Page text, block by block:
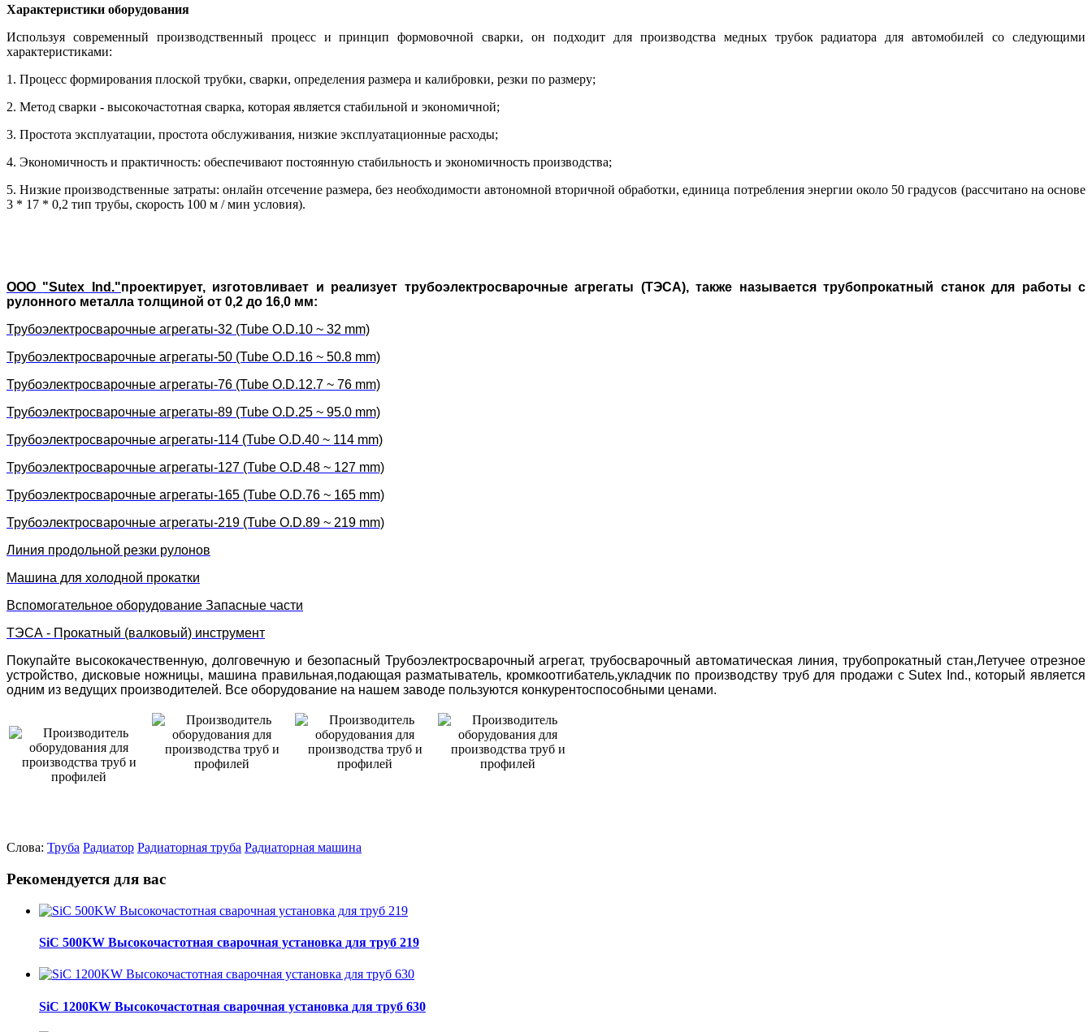
Характеристики оборудования
Используя современный производственный процесс и принцип формовочной сварки, он подходит для производства медных трубок радиатора для автомобилей со следующими
характеристиками:
1. Процесс формирования плоской трубки, сварки, определения размера и калибровки, резки по размеру;
2. Метод сварки - высокочастотная сварка, которая является стабильной и экономичной;
3. Простота эксплуатации, простота обслуживания, низкие эксплуатационные расходы;
4. Экономичность и практичность: обеспечивают постоянную стабильность и экономичность производства;
5. Низкие производственные затраты: онлайн отсечение размера, без необходимости автономной вторичной обработки, единица потребления энергии около 50 градусов (рассчитано на основе
3 * 17 * 0,2 тип трубы, скорость 100 м / мин условия).
ООО "Sutex Ind."проектирует, изготовливает и реализует трубоэлектросварочные агрегаты (ТЭСА), также называется трубопрокатный станок для работы с
рулонного металла толщиной от 0,2 до 16,0 мм:
Трубоэлектросварочные агрегаты-32 (Tube O.D.10 ~ 32 mm)
Трубоэлектросварочные агрегаты-50 (Tube O.D.16 ~ 50.8 mm)
Трубоэлектросварочные агрегаты-76 (Tube O.D.12.7 ~ 76 mm)
Трубоэлектросварочные агрегаты-89 (Tube O.D.25 ~ 95.0 mm)
Трубоэлектросварочные агрегаты-114 (Tube O.D.40 ~ 114 mm)
Трубоэлектросварочные агрегаты-127 (Tube O.D.48 ~ 127 mm)
Трубоэлектросварочные агрегаты-165 (Tube O.D.76 ~ 165 mm)
Трубоэлектросварочные агрегаты-219 (Tube O.D.89 ~ 219 mm)
Линия продольной резки рулонов
Машина для холодной прокатки
Вспомогательное оборудование Запасные части
ТЭСА - Прокатный (валковый) инструмент
Покупайте высококачественную, долговечную и безопасный Трубоэлектросварочный агрегат, трубосварочный автоматическая линия, трубопрокатный стан,Летучее отрезное
устройство, дисковые ножницы, машина правильная,подающая разматыватель, кромкоотгибатель,укладчик по производству труб для продажи с Sutex Ind., который является
одним из ведущих производителей. Все оборудование на нашем заводе пользуются конкурентоспособными ценами.
Слова: Труба Радиатор Радиаторная труба Радиаторная машина
Рекомендуется для вас
SiC 500KW Высокочастотная сварочная установка для труб 219
SiC 1200KW Высокочастотная сварочная установка для труб 630